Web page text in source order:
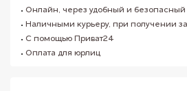
Онлайн, через удобный и безопасный
Наличными курьеру, при получении
С помощью Приват24
Оплата для юрлиц